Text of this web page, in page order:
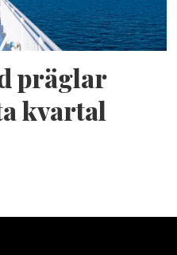
präglar
kvartal